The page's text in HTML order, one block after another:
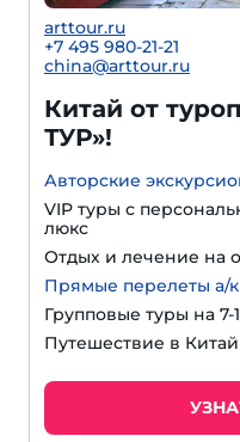
arttour.ru
+7 495 980-21-21
china@arttour.ru
Китай от
ТУР»!
Авторские
VIP туры с
люкс
Отдых и лечение на
Прямые перелеты а/
Групповые туры на
Путешествие в